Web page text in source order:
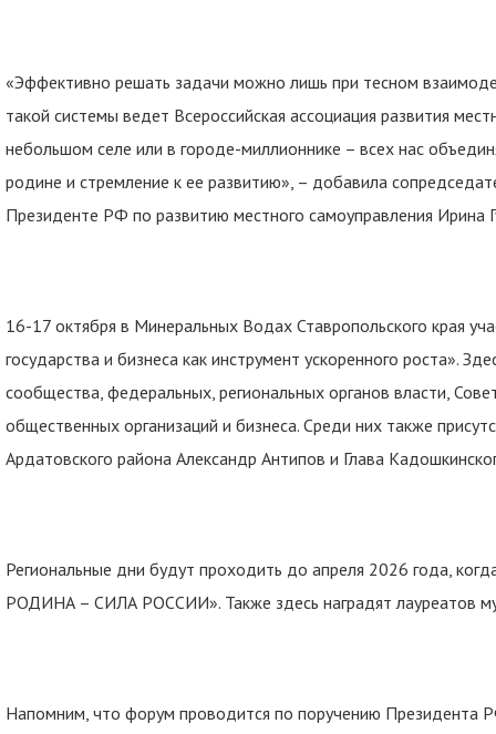
«Эффективно решать задачи можно лишь при тесном
такой системы ведет Всероссийская ассоциация развития
небольшом селе или в городе-миллионнике – всех нас
родине и стремление к ее развитию», – добавила
Президенте РФ по развитию местного самоуправления Ирина
16-17 октября в Минеральных Водах Ставропольского края
государства и бизнеса как инструмент ускоренного роста».
сообщества, федеральных, региональных органов власти,
общественных организаций и бизнеса. Среди них также
Ардатовского района Александр Антипов и Глава
Региональные дни будут проходить до апреля 2026 года,
РОДИНА – СИЛА РОССИИ». Также здесь наградят лауреатов
Напомним, что форум проводится по поручению Президента